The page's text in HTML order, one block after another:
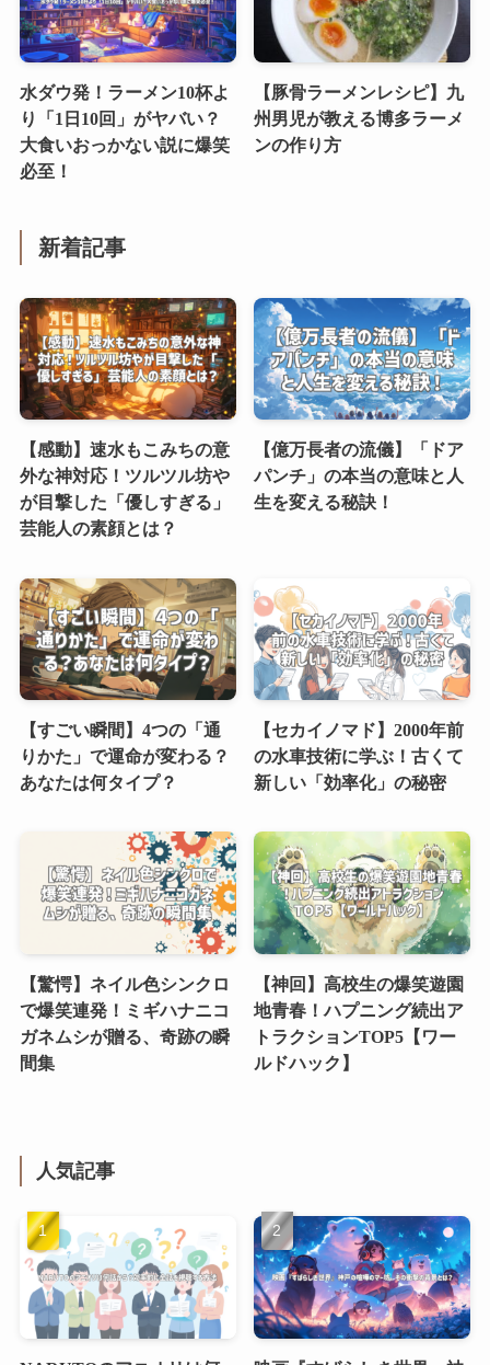
水ダウ発！ラーメン10杯よ
り「1日10回」がヤバい？
大食いおっかない説に爆笑
必至！
【豚骨ラーメンレシピ】九
州男児が教える博多ラーメ
ンの作り方
新着記事
【感動】速水もこみちの意
外な神対応！ツルツル坊や
が目撃した「優しすぎる」
芸能人の素顔とは？
【億万長者の流儀】「ドア
パンチ」の本当の意味と人
生を変える秘訣！
【すごい瞬間】4つの「通
りかた」で運命が変わる？
あなたは何タイプ？
【セカイノマド】2000年前
の水車技術に学ぶ！古くて
新しい「効率化」の秘密
【驚愕】ネイル色シンクロ
で爆笑連発！ミギハナニコ
ガネムシが贈る、奇跡の瞬
間集
【神回】高校生の爆笑遊園
地青春！ハプニング続出ア
トラクションTOP5【ワー
ルドハック】
人気記事